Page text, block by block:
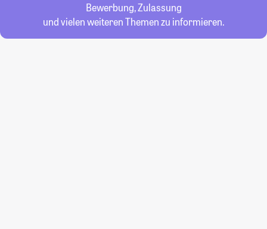
Bewerbung, Zulassung
und vielen weiteren Themen zu informieren.